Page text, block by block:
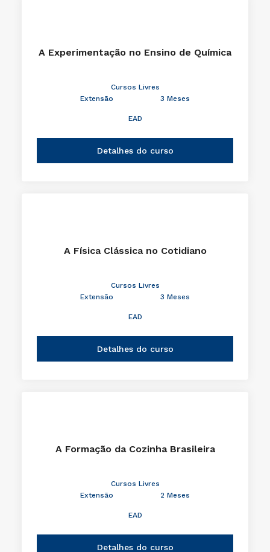
A Experimentação no Ensino de Química
Cursos Livres
Extensão
3 Meses
EAD
Detalhes do curso
A Física Clássica no Cotidiano
Cursos Livres
Extensão
3 Meses
EAD
Detalhes do curso
A Formação da Cozinha Brasileira
Cursos Livres
Extensão
2 Meses
EAD
Detalhes do curso